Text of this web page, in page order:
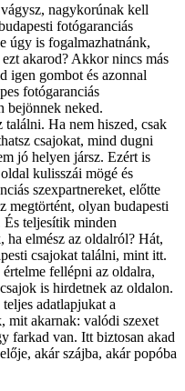
nagykorúnak kell
fotógaranciás
úgy is fogalmazhatnánk,
akarod? Akkor nincs más
igen gombot és azonnal
fotógaranciás
bejönnek neked.
Ha nem hiszed, csak
csajokat, mind dugni
jó helyen jársz. Ezért is
kulisszái mögé és
szexpartnereket, előtte
megtörtént, olyan budapesti
És teljesítik minden
elmész az oldalról? Hát,
csajokat találni, mint itt.
fellépni az oldalra,
is hirdetnek az oldalon.
adatlapjukat a
mit akarnak: valódi szexet
farkad van. Itt biztosan akad
akár szájba, akár popóba